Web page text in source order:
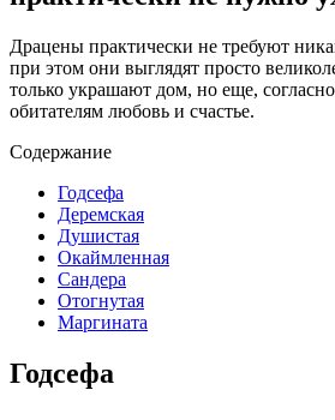
Драцены практически не требуют
при этом они выглядят просто
только украшают дом, но еще,
обитателям любовь и счастье.
Содержание
Годсефа
Деремская
Душистая
Окаймленная
Сандера
Отогнутая
Маргината
Годсефа